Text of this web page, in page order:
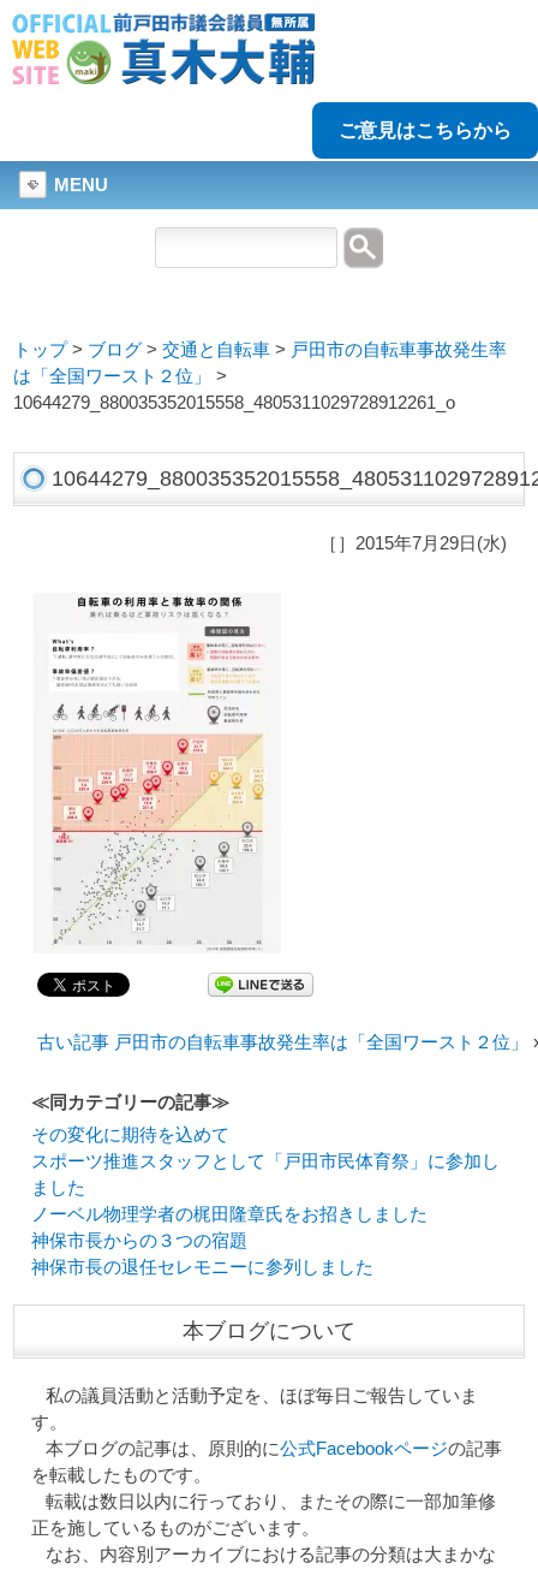
ご意見はこちらから
MENU
トップ> ブログ >交通と自転車 > 戸田市の自転車事故発生率
は「全国ワースト２位」
>
10644279_880035352015558_4805311029728912261_o
［］2015年7月29日(水)
古い記事 戸田市の自転車事故発生率は「全国ワースト２位」
≪同カテゴリーの記事≫
その変化に期待を込めて
スポーツ推進スタッフとして「戸田市民体育祭」に参加し
ました
ノーベル物理学者の梶田隆章氏をお招きしました
神保市長からの３つの宿題
神保市長の退任セレモニーに参列しました
本ブログについて
私の議員活動と活動予定を、ほぼ毎日ご報告していま
す。
本ブログの記事は、原則的に公式Facebookページの記事
を転載したものです。
転載は数日以内に行っており、またその際に一部加筆修
正を施しているものがございます。
なお、内容別アーカイブにおける記事の分類は大まかな